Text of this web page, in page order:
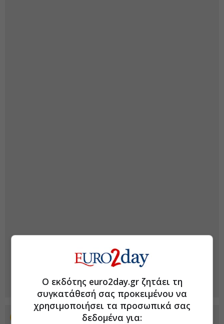
Προσθέστε το euro2day.gr στο Discover
Ο εκδότης euro2day.gr ζητάει τη
συγκατάθεσή σας προκειμένου να
χρησιμοποιήσει τα προσωπικά σας
δεδομένα για: